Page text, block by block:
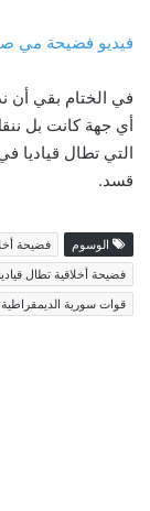
فيديو فضيحة مي صالح +25: شاهد
في الختام بقي أن
أي جهة كانت بل
التي تطال قياديا
قسد.
الوسوم
فضيحة
فضيحة أخلاقية تطال
قوات سورية الديمقراطية